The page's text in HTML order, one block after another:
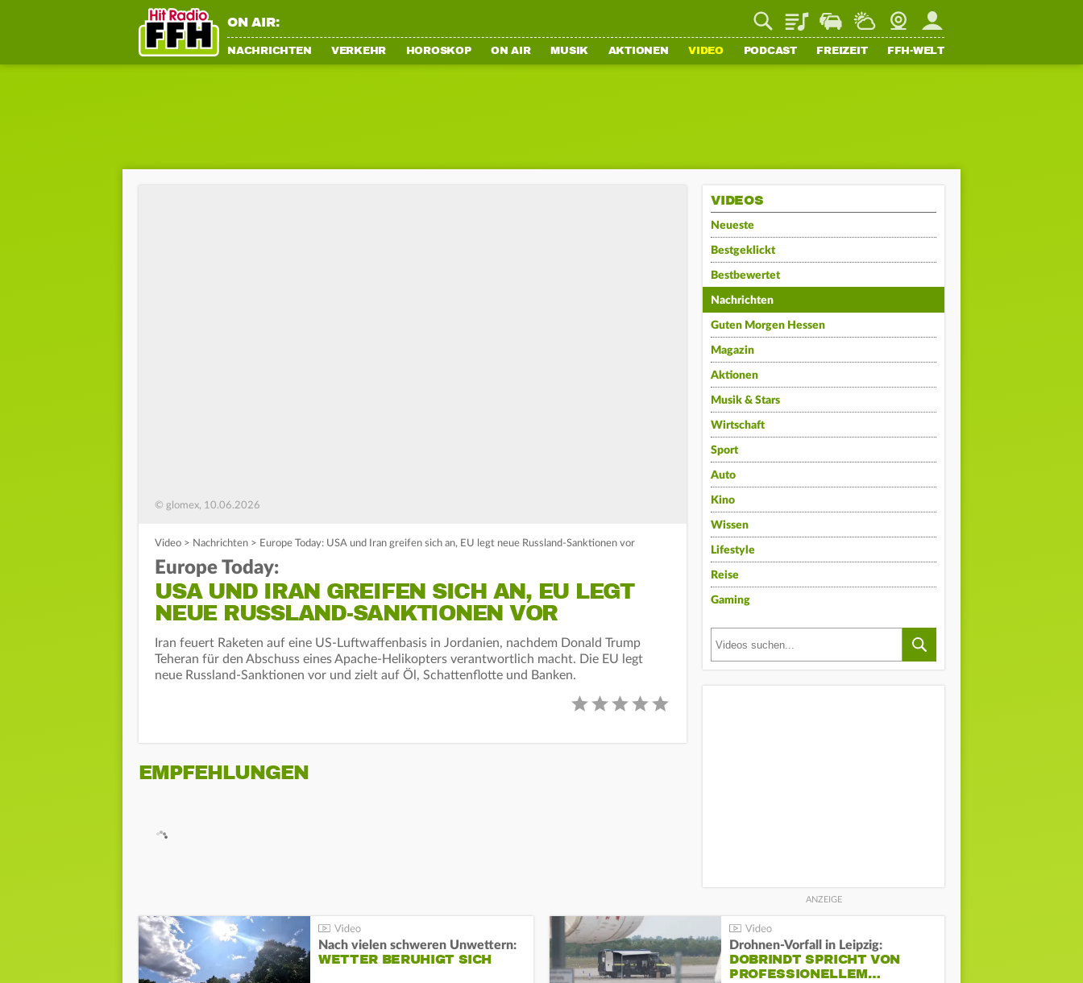
ON AIR: PlaylistStaupilotWetterWebcamMein FFH
NACHRICHTEN VERKEHR HOROSKOP ON AIR MUSIK AKTIONEN VIDEO PODCAST FREIZEIT FFH-WELT
© glomex, 10.06.2026
Video > Nachrichten > Europe Today: USA und Iran greifen sich an, EU legt neue Russland-Sanktionen vor
Europe Today:
USA UND IRAN GREIFEN SICH AN, EU LEGT
NEUE RUSSLAND-SANKTIONEN VOR
Iran feuert Raketen auf eine US-Luftwaffenbasis in Jordanien, nachdem Donald Trump
Teheran für den Abschuss eines Apache-Helikopters verantwortlich macht. Die EU legt
neue Russland-Sanktionen vor und zielt auf Öl, Schattenflotte und Banken.
EMPFEHLUNGEN
VIDEOS
Neueste
Bestgeklickt
Bestbewertet
Nachrichten
Guten Morgen Hessen
Magazin
Aktionen
Musik & Stars
Wirtschaft
Sport
Auto
Kino
Wissen
Lifestyle
Reise
Gaming
Nach vielen schweren Unwettern:
WETTER BERUHIGT SICH
Drohnen-Vorfall in Leipzig:
DOBRINDT SPRICHT VON
PROFESSIONELLEM…